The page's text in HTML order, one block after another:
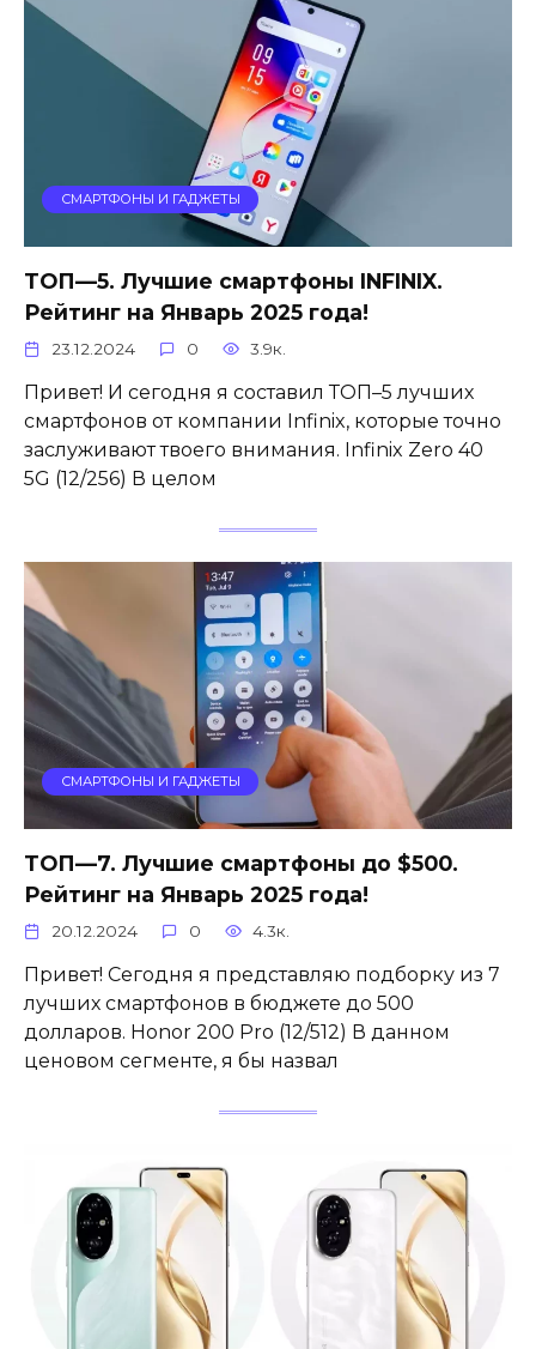
СМАРТФОНЫ И ГАДЖЕТЫ
ТОП—5. Лучшие смартфоны INFINIX.
Рейтинг на Январь 2025 года!
23.12.2024 0 3.9к.
Привет! И сегодня я составил ТОП–5 лучших
смартфонов от компании Infinix, которые точно
заслуживают твоего внимания. Infinix Zero 40
5G (12/256) В целом
СМАРТФОНЫ И ГАДЖЕТЫ
ТОП—7. Лучшие смартфоны до $500.
Рейтинг на Январь 2025 года!
20.12.2024 0 4.3к.
Привет! Сегодня я представляю подборку из 7
лучших смартфонов в бюджете до 500
долларов. Honor 200 Pro (12/512) В данном
ценовом сегменте, я бы назвал